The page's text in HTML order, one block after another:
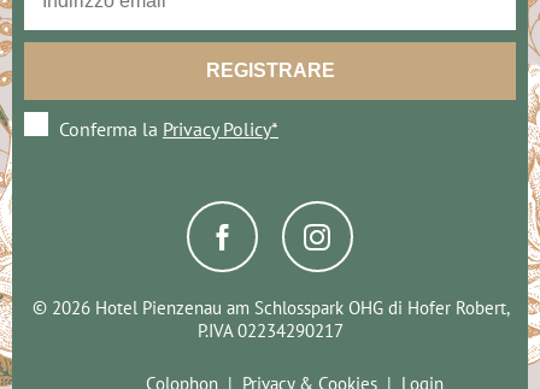
Conferma la Privacy Policy*
© 2026 Hotel Pienzenau am Schlosspark OHG di Hofer Robert,
P.IVA 02234290217
Colophon Privacy & Cookies Login